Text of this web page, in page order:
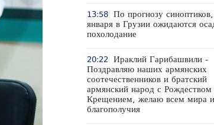
13:58 По прогнозу
января в Грузии ожидаются
похолодание
20:22
Ираклий Гарибашвили -
Поздравляю наших армянских
соотечественников и братский
армянский народ с Рождеством
Крещением, желаю всем мира и
благополучия